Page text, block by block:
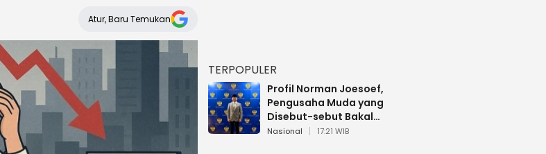
Atur, Baru Temukan
TERPOPULER
Profil Norman Joesoef,
Pengusaha Muda yang
Disebut-sebut Bakal
Dilantik Jadi Wamenhan RI
Nasional 17:21 WIB